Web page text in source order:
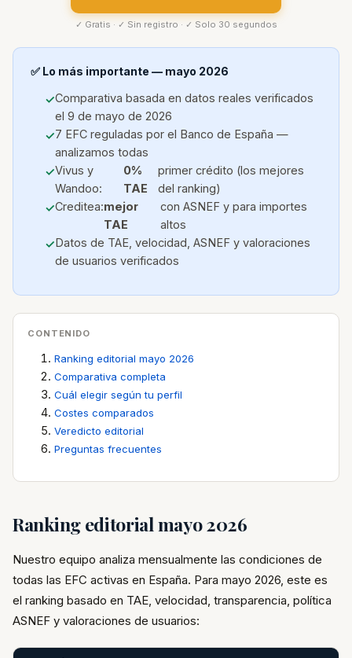
✓ Gratis · ✓ Sin registro · ✓ Solo 30 segundos
✅ Lo más importante — mayo 2026
Comparativa basada en datos reales verificados
el 9 de mayo de 2026
7 EFC reguladas por el Banco de España —
analizamos todas
Vivus y
Wandoo:
0%
TAE
primer crédito (los mejores
del ranking)
Creditea:mejor
TAE
con ASNEF y para importes
altos
Datos de TAE, velocidad, ASNEF y valoraciones
de usuarios verificados
CONTENIDO
Ranking editorial mayo 2026
Comparativa completa
Cuál elegir según tu perfil
Costes comparados
Veredicto editorial
Preguntas frecuentes
Ranking editorial mayo 2026
Nuestro equipo analiza mensualmente las condiciones de
todas las EFC activas en España. Para mayo 2026, este es
el ranking basado en TAE, velocidad, transparencia, política
ASNEF y valoraciones de usuarios: